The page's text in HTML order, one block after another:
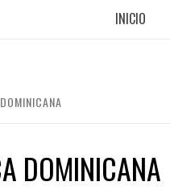
INICIO
DOMINICANA